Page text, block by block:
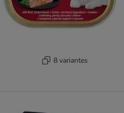
8 variantes